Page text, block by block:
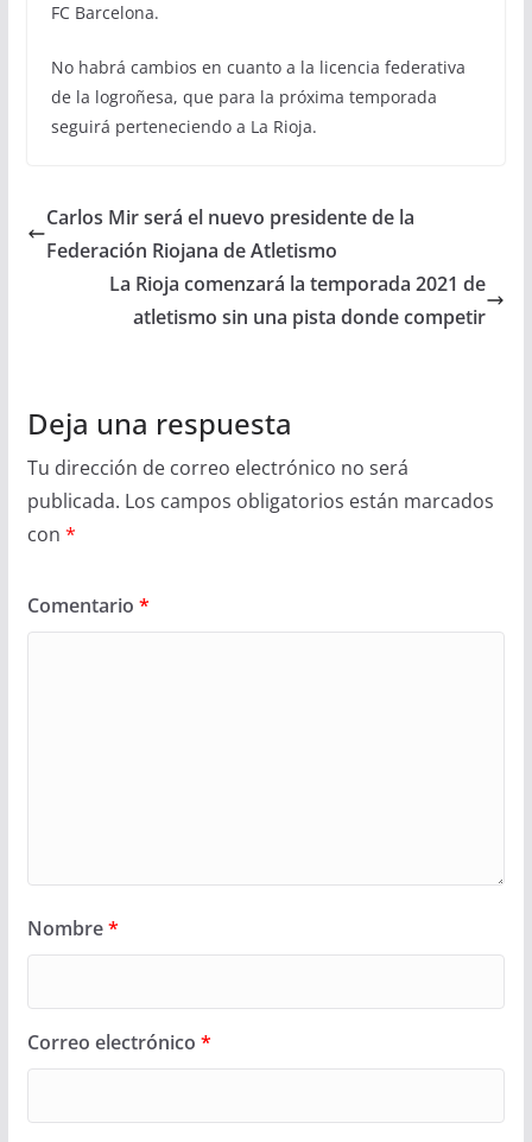
FC Barcelona.
No habrá cambios en cuanto a la licencia federativa
de la logroñesa, que para la próxima temporada
seguirá perteneciendo a La Rioja.
Carlos Mir será el nuevo presidente de la
Federación Riojana de Atletismo
La Rioja comenzará la temporada 2021 de
atletismo sin una pista donde competir
Deja una respuesta
Tu dirección de correo electrónico no será
publicada. Los campos obligatorios están marcados
con *
Comentario *
Nombre*
Correo electrónico *